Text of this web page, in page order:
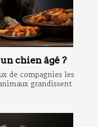
chien âgé ?
de compagnies les
grandissent